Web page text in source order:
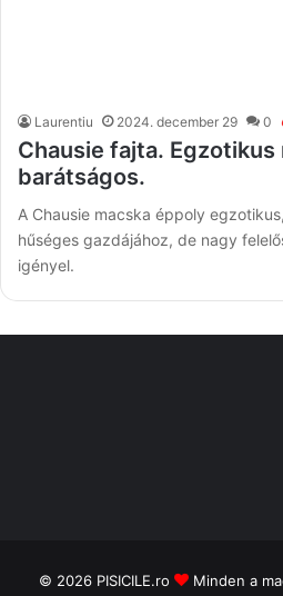
Laurentiu 2024. december 29 0
Chausie fajta.
barátságos.
A Chausie macska éppoly
hűséges gazdájához, de nagy
igényel.
© 2026 PISICILE.ro Minden a